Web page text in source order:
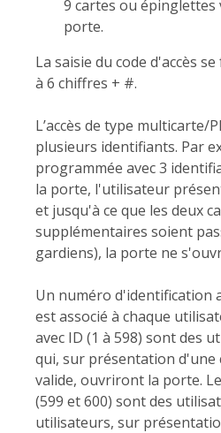
9 cartes ou épinglettes
porte.
La saisie du code d'accès
à 6 chiffres + #.
L’accès de type multicarte/
plusieurs identifiants. Par
programmée avec 3
la porte, l'utilisateur
et jusqu'à ce que les deux
supplémentaires soient
gardiens), la porte ne
Un numéro d'identification
est associé à chaque
avec ID (1 à 598) sont des
qui, sur présentation d'une
valide, ouvriront la porte.
(599 et 600) sont des
utilisateurs, sur